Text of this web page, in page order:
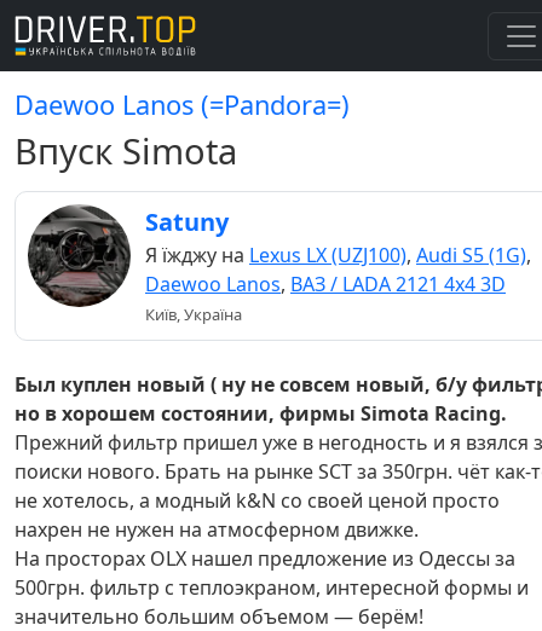
Daewoo Lanos (=Pandora=)
Впуск Simota
Satuny
Я їжджу на Lexus LX (UZJ100), Audi S5 (1G),
Daewoo Lanos, ВАЗ / LADA 2121 4x4 3D
Київ, Україна
Был куплен новый ( ну не совсем новый, б/у
но в хорошем состоянии, фирмы Simota Racing.
Прежний фильтр пришел уже в негодность и я взялся
поиски нового. Брать на рынке SCT за 350грн. чёт как-
не хотелось, а модный k&N со своей ценой просто
нахрен не нужен на атмосферном движке.
На просторах OLX нашел предложение из Одессы за
500грн. фильтр с теплоэкраном, интересной формы и
значительно большим объемом — берём!